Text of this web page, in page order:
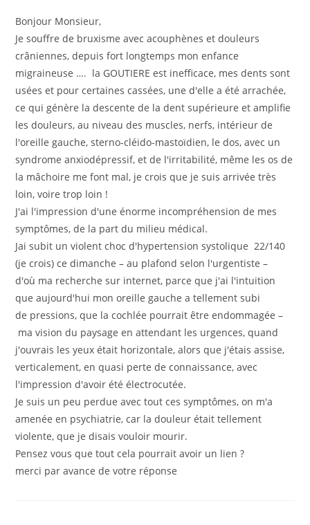
Bonjour Monsieur,
Je souffre de bruxisme avec acouphènes et douleurs
crâniennes, depuis fort longtemps mon enfance
migraineuse …. la GOUTIERE est inefficace, mes dents sont
usées et pour certaines cassées, une d'elle a été arrachée,
ce qui génère la descente de la dent supérieure et amplifie
les douleurs, au niveau des muscles, nerfs, intérieur de
l'oreille gauche, sterno-cléido-mastoïdien, le dos, avec un
syndrome anxiodépressif, et de l'irritabilité, même les os de
la mâchoire me font mal, je crois que je suis arrivée très
loin, voire trop loin !
J'ai l'impression d'une énorme incompréhension de mes
symptômes, de la part du milieu médical.
Jai subit un violent choc d'hypertension systolique 22/140
(je crois) ce dimanche – au plafond selon l'urgentiste –
d'où ma recherche sur internet, parce que j'ai l'intuition
que aujourd'hui mon oreille gauche a tellement subi
de pressions, que la cochlée pourrait être endommagée –
ma vision du paysage en attendant les urgences, quand
j'ouvrais les yeux était horizontale, alors que j'étais assise,
verticalement, en quasi perte de connaissance, avec
l'impression d'avoir été électrocutée.
Je suis un peu perdue avec tout ces symptômes, on m'a
amenée en psychiatrie, car la douleur était tellement
violente, que je disais vouloir mourir.
Pensez vous que tout cela pourrait avoir un lien ?
merci par avance de votre réponse